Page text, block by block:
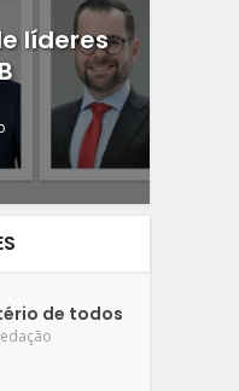
líderes
de todos